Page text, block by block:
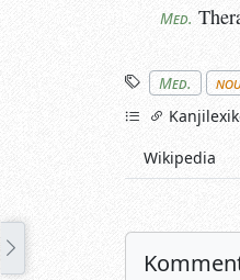
Med.
Stichworte
Med.
links
Wikipedia